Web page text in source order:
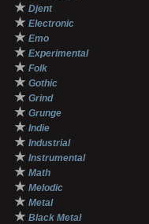
★ Djent
★ Electronic
★ Emo
★ Experimental
★ Folk
★ Gothic
★ Grind
★ Grunge
★ Indie
★ Industrial
★ Instrumental
★ Math
★ Melodic
★ Metal
★ Black Metal